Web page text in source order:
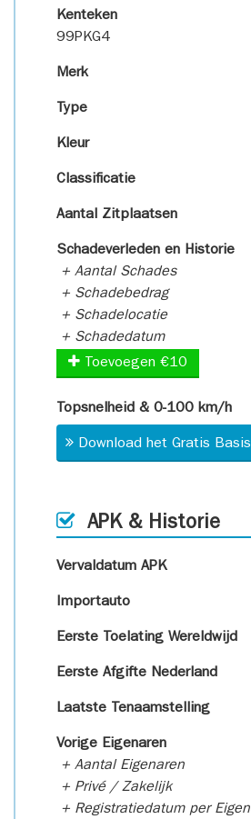
Kenteken
99PKG4
Merk
Type
Kleur
Classificatie
Aantal Zitplaatsen
Schadeverleden en Historie
+ Aantal Schades
+ Schadebedrag
+ Schadelocatie
+ Schadedatum
Toevoegen €10
Topsnelheid & 0-100 km/h
Download het Gratis
APK & Historie
Vervaldatum APK
Importauto
Eerste Toelating Wereldwijd
Eerste Afgifte Nederland
Laatste Tenaamstelling
Vorige Eigenaren
+ Aantal Eigenaren
+ Privé / Zakelijk
+ Registratiedatum per